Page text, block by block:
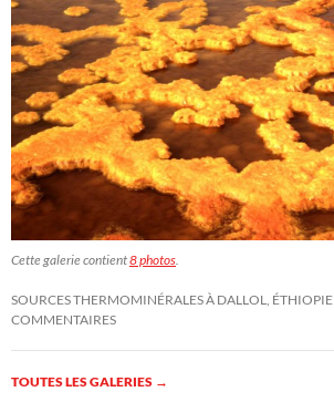
Cette galerie contient8 photos.
SOURCES THERMOMINÉRALES À DALLOL, ÉTHIOPIE
COMMENTAIRES
TOUTES LES GALERIES →